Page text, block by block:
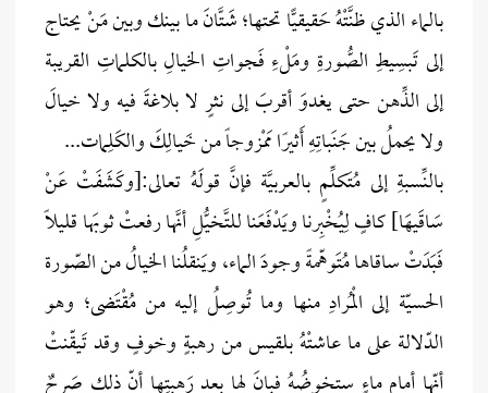
بالماء الذي ظنَّتْهُ حَقيقيًّا تحتها؛ شَتَّانَ ما بينك وبين مَنْ يحتاج
إلى تَبسِيطِ الصُّورةِ ومَلْءِ فَجواتِ الخيالِ بالكلماتِ القريبة
إلى الذِّهن حتى يغدوَ أقربَ إلى نثرٍ لا بلاغةَ فيه ولا خيالَ
ولا يحملُ بين جَنَباتِهِ أَثيرًا مَمْزوجاً من خَيالِكَ والكَلِمات...
بالنِّسبةِ إلى مُتَكلِّمٍ بالعربيَّة فإنَّ قولَهُ تعالى:[وكَشَفَتْ عَنْ
سَاقَيهَا] كافٍ لِيُخْبِرنا ويَدْفَعَنا للتَّخيُّلِ أنَّها رفعتْ ثوبَها قليلًا
فَبَدَتْ ساقاها مُتَوهّمةً وجودَ الماء، ويَنقلُنا الخيالُ من الصّورة
الحسيّة إلى الْمُرادِ منها وما تُوصِلُ إليه من مُقْتَضى؛ وهو
الدّلالة على ما عاشتْهُ بلقيس من رهبةٍ وخوفٍ وقد تَيقّنتْ